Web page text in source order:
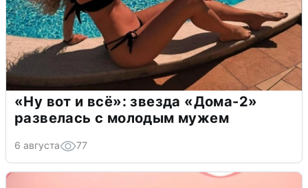
«Ну вот и всё»: звезда «Дома-2»
развелась с молодым мужем
6 августа 77